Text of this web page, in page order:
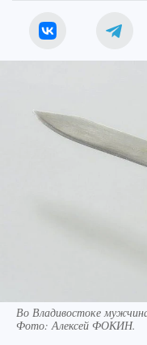
Во Владивостоке
Фото: Алексей ФОКИН.